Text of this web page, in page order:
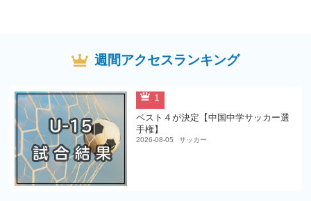
週間アクセスランキング
1
ベスト４が決定【中国中学サッカー選
手権】
2026-08-05 サッカー